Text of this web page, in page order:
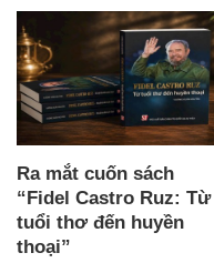
Ra mắt cuốn sách
“Fidel Castro Ruz: Từ
tuổi thơ đến huyền
thoại”